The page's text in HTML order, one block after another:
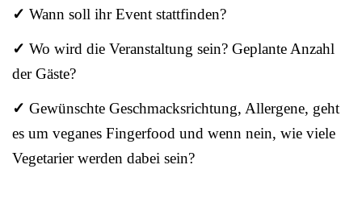
✓ Wann soll ihr Event stattfinden?
✓ Wo wird die Veranstaltung sein? Geplante Anzahl
der Gäste?
✓ Gewünschte Geschmacksrichtung, Allergene, geht
es um veganes Fingerfood und wenn nein, wie viele
Vegetarier werden dabei sein?